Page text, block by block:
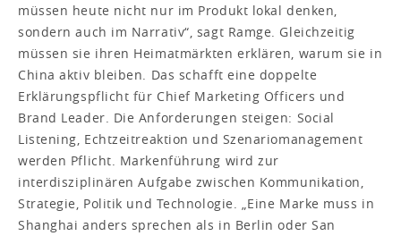
müssen heute nicht nur im Produkt lokal denken,
sondern auch im Narrativ“, sagt Ramge. Gleichzeitig
müssen sie ihren Heimatmärkten erklären, warum sie in
China aktiv bleiben. Das schafft eine doppelte
Erklärungspflicht für Chief Marketing Officers und
Brand Leader. Die Anforderungen steigen: Social
Listening, Echtzeitreaktion und Szenariomanagement
werden Pflicht. Markenführung wird zur
interdisziplinären Aufgabe zwischen Kommunikation,
Strategie, Politik und Technologie. „Eine Marke muss in
Shanghai anders sprechen als in Berlin oder San